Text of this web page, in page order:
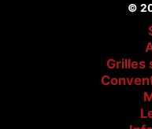
©
Grilles